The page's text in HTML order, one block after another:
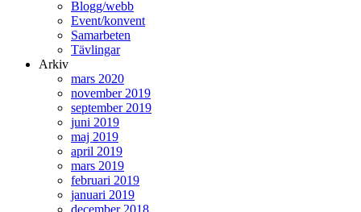
Blogg/webb
Event/konvent
Samarbeten
Tävlingar
Arkiv
mars 2020
november 2019
september 2019
juni 2019
maj 2019
april 2019
mars 2019
februari 2019
januari 2019
december 2018